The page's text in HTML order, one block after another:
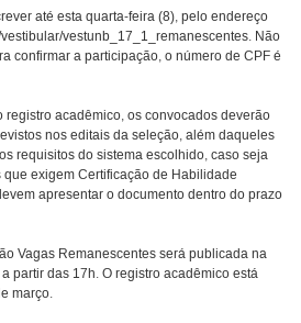
até esta quarta-feira (8), pelo endereço
vestunb_17_1_remanescentes. Não
confirmar a participação, o número de CPF é
registro acadêmico, os convocados deverão
nos editais da seleção, além daqueles
requisitos do sistema escolhido, caso seja
exigem Certificação de Habilidade
apresentar o documento dentro do prazo
Vagas Remanescentes será publicada na
partir das 17h. O registro acadêmico está
março.